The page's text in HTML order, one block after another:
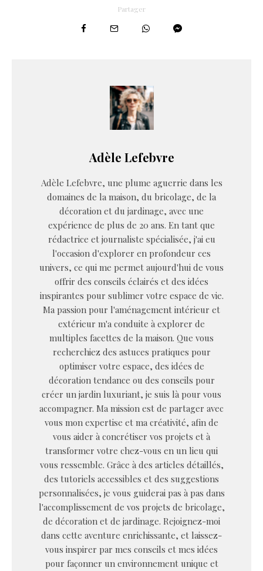
Partager
Adèle Lefebvre
Adèle Lefebvre, une plume aguerrie dans les
domaines de la maison, du bricolage, de la
décoration et du jardinage, avec une
expérience de plus de 20 ans. En tant que
rédactrice et journaliste spécialisée, j'ai eu
l'occasion d'explorer en profondeur ces
univers, ce qui me permet aujourd'hui de vous
offrir des conseils éclairés et des idées
inspirantes pour sublimer votre espace de vie.
Ma passion pour l'aménagement intérieur et
extérieur m'a conduite à explorer de
multiples facettes de la maison. Que vous
recherchiez des astuces pratiques pour
optimiser votre espace, des idées de
décoration tendance ou des conseils pour
créer un jardin luxuriant, je suis là pour vous
accompagner. Ma mission est de partager avec
vous mon expertise et ma créativité, afin de
vous aider à concrétiser vos projets et à
transformer votre chez-vous en un lieu qui
vous ressemble. Grâce à des articles détaillés,
des tutoriels accessibles et des suggestions
personnalisées, je vous guiderai pas à pas dans
l'accomplissement de vos projets de bricolage,
de décoration et de jardinage. Rejoignez-moi
dans cette aventure enrichissante, et laissez-
vous inspirer par mes conseils et mes idées
pour façonner un environnement unique et